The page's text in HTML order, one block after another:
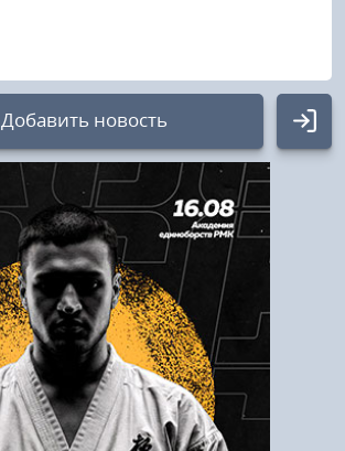
Добавить новость
Авторизация
Логин:
Пароль
Войти